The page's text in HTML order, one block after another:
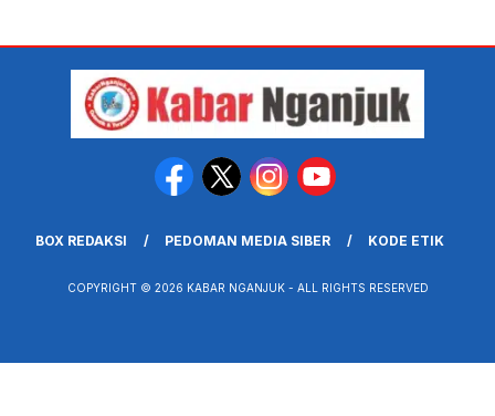
BOX REDAKSI PEDOMAN MEDIA SIBER KODE ETIK
COPYRIGHT © 2026 KABAR NGANJUK - ALL RIGHTS RESERVED